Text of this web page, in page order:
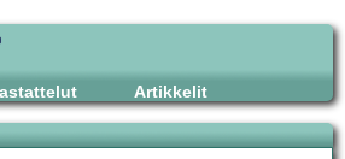
Artikkelit